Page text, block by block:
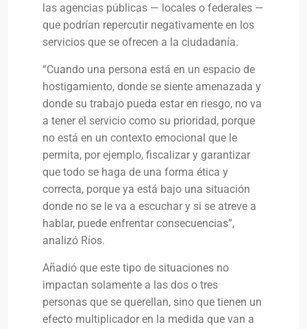
las agencias públicas — locales o federales —
que podrían repercutir negativamente en los
servicios que se ofrecen a la ciudadanía.
“Cuando una persona está en un espacio de
hostigamiento, donde se siente amenazada y
donde su trabajo pueda estar en riesgo, no va
a tener el servicio como su prioridad, porque
no está en un contexto emocional que le
permita, por ejemplo, fiscalizar y garantizar
que todo se haga de una forma ética y
correcta, porque ya está bajo una situación
donde no se le va a escuchar y si se atreve a
hablar, puede enfrentar consecuencias”,
analizó Ríos.
Añadió que este tipo de situaciones no
impactan solamente a las dos o tres
personas que se querellan, sino que tienen un
efecto multiplicador en la medida que van a